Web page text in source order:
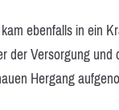
ebenfalls in ein
der Versorgung
Hergang